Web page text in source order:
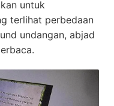
untuk
terlihat perbedaan
undangan, abjad